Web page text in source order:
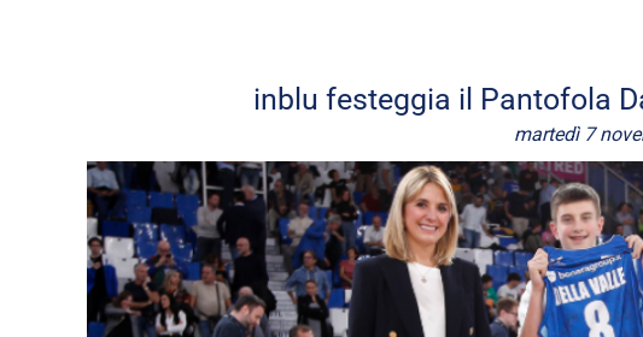
inblu festeggia il Pantofola
martedì 7